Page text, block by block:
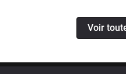
Voir